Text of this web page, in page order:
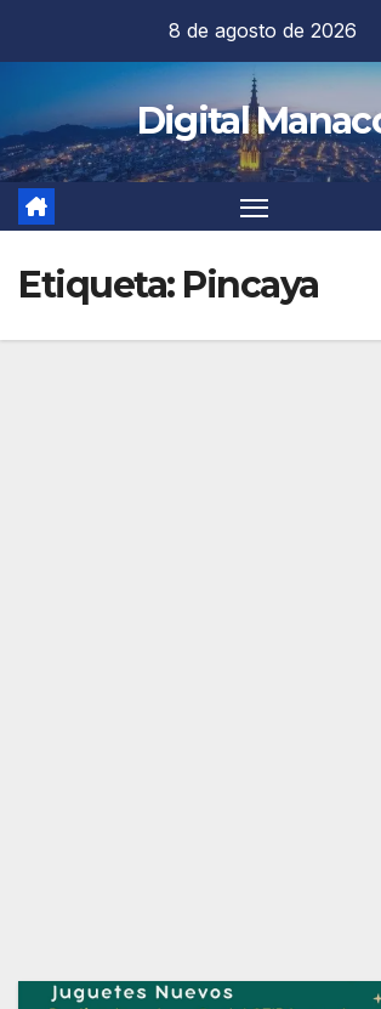
contenido
8 de agosto de 2026
Digital
Etiqueta: Pincaya